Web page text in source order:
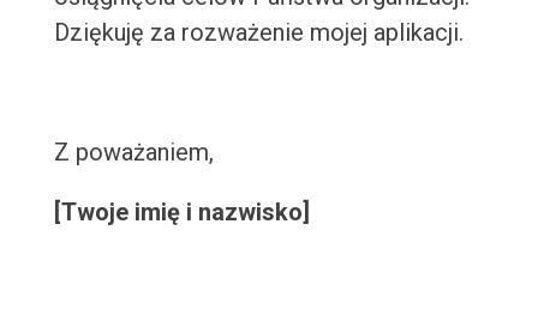
Dziękuję za rozważenie mojej aplikacji.
Z poważaniem,
[Twoje imię i nazwisko]